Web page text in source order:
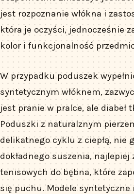
jest rozpoznanie włókna i
która je oczyści, jednocześnie
kolor i funkcjonalność
W przypadku poduszek
syntetycznym włóknem,
jest pranie w pralce, ale diabeł
Poduszki z naturalznym
delikatnego cyklu z ciepłą, nie
dokładnego suszenia, najlepiej
tenisowych do bębna, które
się puchu. Modele syntetyczne